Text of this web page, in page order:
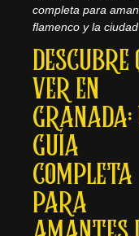
completa para
flamenco y la ciudad
DESCUBRE
VER EN
GRANADA:
GUÍA
COMPLETA
PARA